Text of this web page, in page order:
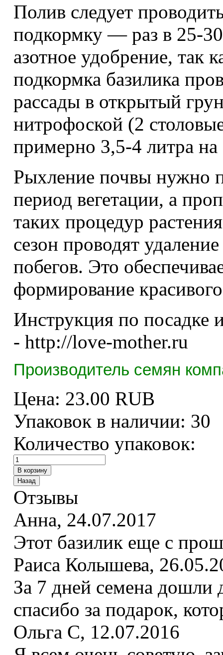
Полив следует
подкормку — раз в 25-
азотное удобрение, так
подкормка базилика
рассады в открытый
нитрофоской (2
примерно 3,5-4 литра
Рыхление почвы нужно
период вегетации, а
таких процедур
сезон проводят
побегов. Это
формирование
Инструкция по посадке
- http://love-mother.ru
Производитель семян
Цена: 23.00 RUB
Упаковок в наличии: 30
Количество упаковок:
Отзывы
Анна, 24.07.2017
Этот базилик еще с
Раиса Колышева,
За 7 дней семена дошли
спасибо за подарок,
Ольга С, 12.07.2016